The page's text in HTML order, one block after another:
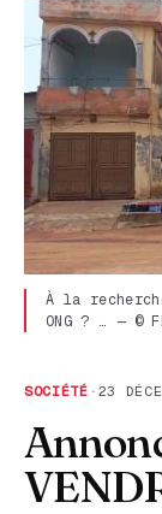
À la
ONG ? … — ©
SOCIÉTÉ · 23